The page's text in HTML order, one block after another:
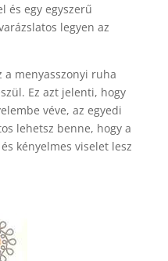
és egy egyszerű
legyen az
a menyasszonyi ruha
Ez azt jelenti, hogy
véve, az egyedi
lehetsz benne, hogy a
kényelmes viselet lesz